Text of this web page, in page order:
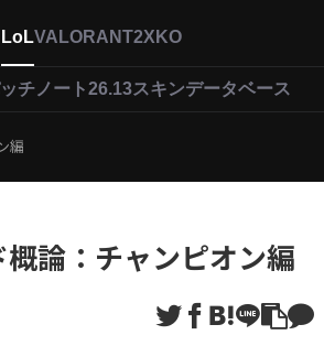
LoLVALORANT2XKO
チノート26.13スキンデータベース
編
概論：チャンピオン編